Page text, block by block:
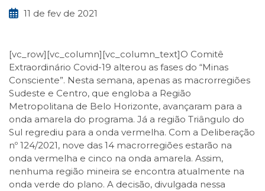
11 de fev de 2021
[vc_row][vc_column][vc_column_text]O Comitê
Extraordinário Covid-19 alterou as fases do “Minas
Consciente”. Nesta semana, apenas as macrorregiões
Sudeste e Centro, que engloba a Região
Metropolitana de Belo Horizonte, avançaram para a
onda amarela do programa. Já a região Triângulo do
Sul regrediu para a onda vermelha. Com a Deliberação
nº 124/2021, nove das 14 macrorregiões estarão na
onda vermelha e cinco na onda amarela. Assim,
nenhuma região mineira se encontra atualmente na
onda verde do plano. A decisão, divulgada nessa